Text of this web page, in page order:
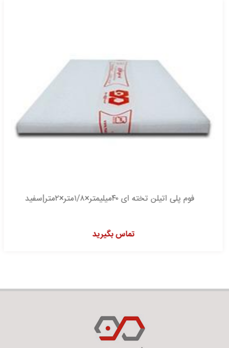
فوم پلی اتیلن تخته ای ۴۰میلیمتر×۱/۸متر×۲متر|سفید
تماس بگیرید